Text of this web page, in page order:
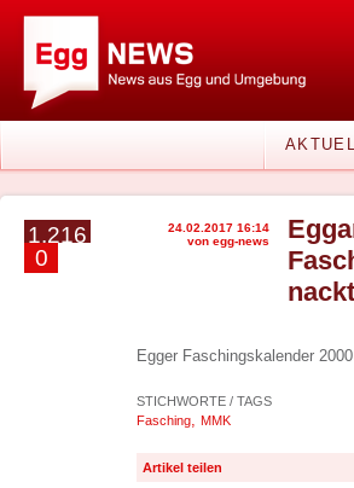
1.216
0
24.02.2017 16:14
von egg-news
Egger Faschingskalender
STICHWORTE / TAGS
Fasching, MMK
Artikel teilen